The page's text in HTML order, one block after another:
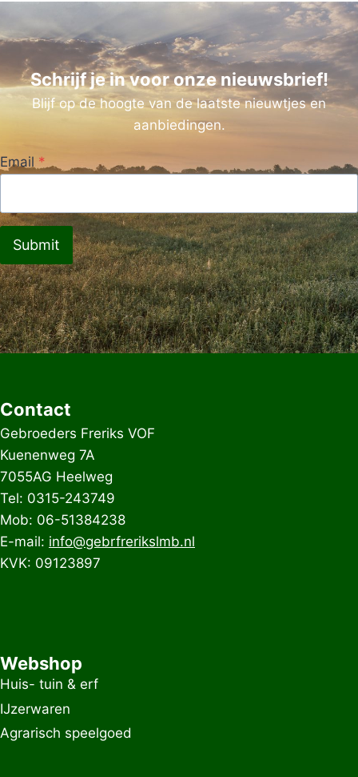
Schrijf je in voor onze nieuwsbrief!
Blijf op de hoogte van de laatste nieuwtjes en
aanbiedingen.
Email *
Submit
Contact
Gebroeders Freriks VOF
Kuenenweg 7A
7055AG Heelweg
Tel: 0315-243749
Mob: 06-51384238
E-mail: info@gebrfrerikslmb.nl
KVK: 09123897
Webshop
Huis- tuin & erf
IJzerwaren
Agrarisch speelgoed